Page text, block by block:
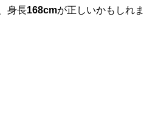
身長168cmが正しいかもしれま